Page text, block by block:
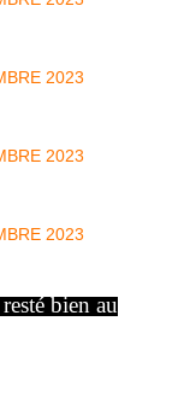
bien au